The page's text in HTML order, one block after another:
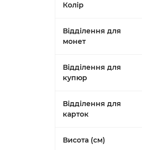
Колір
Відділення для
монет
Відділення для
купюр
Відділення для
карток
Висота (см)